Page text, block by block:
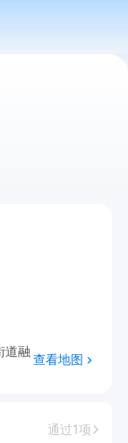
道融
查看地图
通过1项